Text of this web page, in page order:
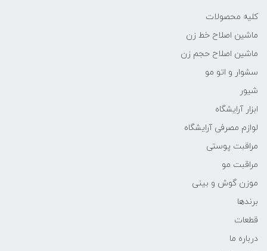
کلیه محصولات
ماشین اصلاح خط زن
ماشین اصلاح حجم زن
سشوار و اتو مو
شیور
ابزار آرایشگاه
لوازم مصرفی آرایشگاه
مراقبت پوستی
مراقبت مو
موزن گوش و بینی
برندها
قطعات
درباره ما